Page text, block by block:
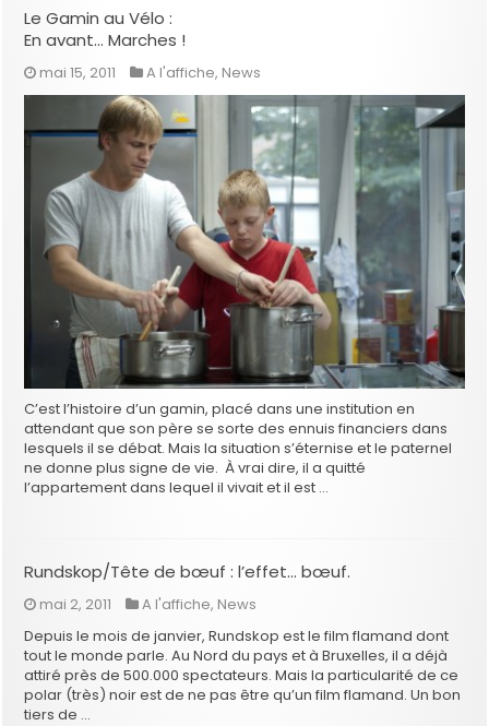
Le Gamin au Vélo :
En avant… Marches !
mai 15, 2011 A l'affiche, News
C’est l’histoire d’un gamin, placé dans une institution en
attendant que son père se sorte des ennuis financiers dans
lesquels il se débat. Mais la situation s’éternise et le paternel
ne donne plus signe de vie. À vrai dire, il a quitté
l’appartement dans lequel il vivait et il est …
Rundskop/Tête de bœuf : l’effet… bœuf.
mai 2, 2011 A l'affiche, News
Depuis le mois de janvier, Rundskop est le film flamand dont
tout le monde parle. Au Nord du pays et à Bruxelles, il a déjà
attiré près de 500.000 spectateurs. Mais la particularité de ce
polar (très) noir est de ne pas être qu’un film flamand. Un bon
tiers de …